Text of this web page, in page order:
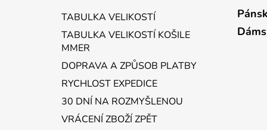
TABULKA VELIKOSTÍ
TABULKA VELIKOSTÍ KOŠILE
MMER
DOPRAVA A ZPŮSOB PLATBY
RYCHLOST EXPEDICE
30 DNÍ NA ROZMYŠLENOU
VRÁCENÍ ZBOŽÍ ZPĚT